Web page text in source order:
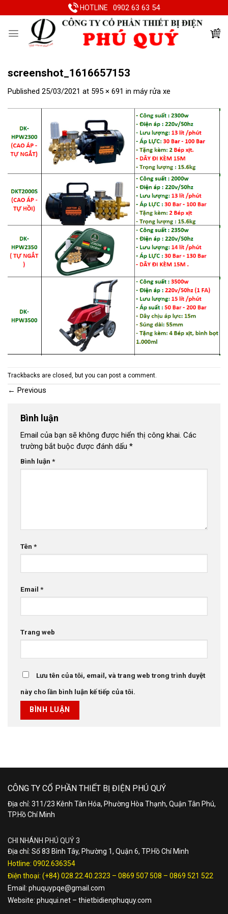
to
HOTLINE 0902 63 63 54
screenshot_1616657153
Published 25/03/2021 at 595 × 691 in máy rửa xe
Trackbacks are closed, but you can post a comment.
← Previous
Bình luận
Email của bạn sẽ không được hiển thị công khai. Các
trường bắt buộc được đánh dấu *
Bình luận *
Tên *
Email *
Trang web
Lưu tên của tôi, email, và trang web trong trình duyệt
này cho lần bình luận kế tiếp của tôi.
CÔNG TY CỔ PHẦN THIẾT BỊ ĐIỆN PHÚ QUÝ
Địa chỉ: 311/23 Kênh Tân Hóa, Phường Hòa Thạnh, Quận Tân Phú,
TP.Hồ Chí Minh
CHI NHÁNH PHÚ QUÝ 3
Địa chỉ: Số 83 Bình Tây, Phường 1, Quận 6, TP.Hồ Chí Minh
Hotline: 0902.636354
Điện thoại: (+84) 028.22.40.2323 – 0869 507 508 – 0869 521 522
Email: phuquypqe@gmail.com
Website: phuqui.net – thietbidienphuquy.com